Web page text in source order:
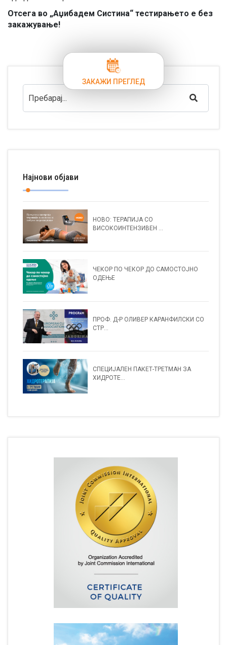
Отсега во „Аџибадем Систина“ тестирањето е без
закажување!
Најнови објави
НОВО: ТЕРАПИЈА СО
ВИСОКОИНТЕНЗИВЕН ...
ЧЕКОР ПО ЧЕКОР ДО САМОСТОЈНО
ОДЕЊЕ
ПРОФ. Д-Р ОЛИВЕР КАРАНФИЛСКИ СО
СТР...
СПЕЦИЈАЛЕН ПАКЕТ-ТРЕТМАН ЗА
ХИДРОТЕ...
ЗАКАЖИ ПРЕГЛЕД